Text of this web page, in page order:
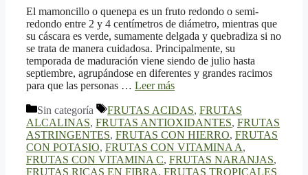
El mamoncillo o quenepa es un fruto redondo o semi-
redondo entre 2 y 4 centímetros de diámetro, mientras que
su cáscara es verde, sumamente delgada y quebradiza si no
se trata de manera cuidadosa. Principalmente, su
temporada de maduración viene siendo de julio hasta
septiembre, agrupándose en diferentes y grandes racimos
para que las personas … Leer más
Categorías
Sin categoría Etiquetas
FRUTAS ACIDAS, FRUTAS
ALCALINAS, FRUTAS ANTIOXIDANTES, FRUTAS
ASTRINGENTES, FRUTAS CON HIERRO, FRUTAS
CON POTASIO, FRUTAS CON VITAMINA A,
FRUTAS CON VITAMINA C, FRUTAS NARANJAS,
FRUTAS RICAS EN FIBRA, FRUTAS TROPICALES